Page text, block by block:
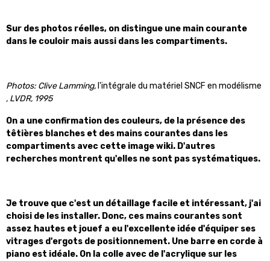
Sur des photos réelles, on distingue une main courante
dans le couloir mais aussi dans les compartiments.
Photos: Clive Lamming, l'intégrale du matériel SNCF en modélisme
, LVDR, 1995
On a une confirmation des couleurs, de la présence des
têtières blanches et des mains courantes dans les
compartiments avec cette image wiki. D'autres
recherches montrent qu'elles ne sont pas systématiques.
Je trouve que c'est un détaillage facile et intéressant, j'ai
choisi de les installer. Donc, ces mains courantes sont
assez hautes et jouef a eu l'excellente idée d'équiper ses
vitrages d'ergots de positionnement. Une barre en corde à
piano est idéale. On la colle avec de l'acrylique sur les